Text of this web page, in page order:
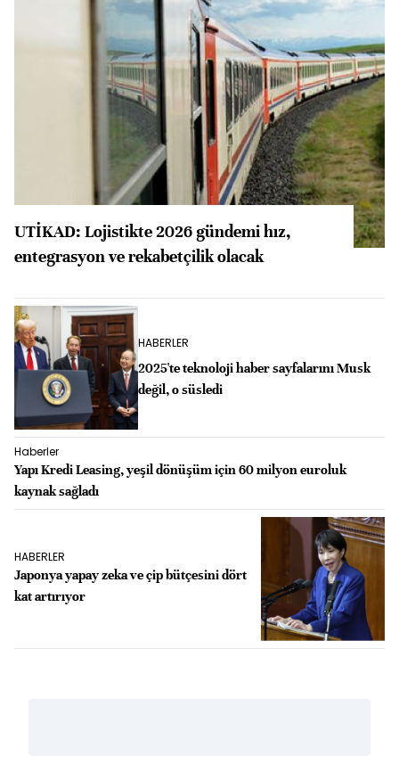
UTİKAD: Lojistikte 2026 gündemi hız,
entegrasyon ve rekabetçilik olacak
HABERLER
2025'te teknoloji haber sayfalarını Musk
değil, o süsledi
Haberler
Yapı Kredi Leasing, yeşil dönüşüm için 60 milyon euroluk
kaynak sağladı
HABERLER
Japonya yapay zeka ve çip bütçesini dört
kat artırıyor